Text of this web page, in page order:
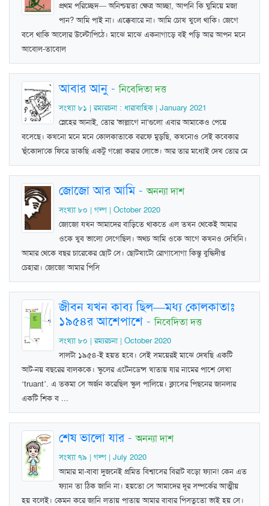
প্রথম পরিচ্ছেদ— অনিশ্চয়তা ক্ষেত্র আচ্ছা, আপনি কি ঘুমিয়ে মজা
পান? আমি পাই না। এক্কেবারে না। আমি চোখ খুলে থাকি। জেগে
বসে থাকি আলোর উল্টোপিঠে। মাঝে মাঝে একনাগাড়ে বই পড়ি আর আপন মনে
আবোল-তাবোল
আবার আনু-নিবেদিতা দত্ত
সংখ্যা ৮১ | রম্যরচনা : ধারাবাহিক | January 2021
স্নেহের আনাই, তোর 'ভাল্লাগে না'গুলো এবার আমাকেও পেয়ে
বসেছে। কখনো মনে মনে কোলকাতাকে বরফে মুড়ছি, কখনোও সেই কবেকার
'হুঁকোদা'কে ফিরে ডাকছি একটু গপ্পো করার লোভে। আর তার মধ্যেই দেখ তোর মে
জোজো আর আমি-অনন্যা দাশ
সংখ্যা ৮০ | গল্প | October 2020
জোজো যখন আমাদের বাড়িতে থাকতে এল তখন থেকেই আমার
ওকে খুব ভালো লেগেছিল। অথচ আমি ওকে আগে কখনও দেখিনি।
আমার থেকে বছর চারেকের ছোট সে। ছোটখাটো রোগাসোগা কিন্তু বুদ্ধিদীপ্ত
চেহারা। জোজো আমার পিসি
জীবন যখন কাব্য ছিল—মধ্য কোলকাতাঃ
১৯৫৪র আশেপাশে -নিবেদিতা দত্ত
সংখ্যা ৮০ | রম্যরচনা | October 2020
সালটা ১৯৫৪-ই হয়ত হবে। সেই সময়েরই মাঝে দেখছি একটি
আট-নয় বছরের বালককে। স্কুলের এটেনডেন্স খাতায় যার নামের পাশে লেখা
‘truant’. এ তকমা সে অর্জন করেছিল স্কুল পালিয়ে। ক্লাসের পিছনের জানলার
একটি শিক ব ...
শেষ ভালো যার-অনন্যা দাশ
সংখ্যা ৭৯ | গল্প | July 2020
আমার মা-বাবা দুজনেই প্রমিত বিশ্বাসের বিরাট বড়ো ফ্যান! কেন এত
ফ্যান তা ঠিক জানি না। হয়তো সে আমাদের দূর সম্পর্কের আত্মীয়
হয় বলেই। কেমন করে জানি লতায় পাতায় আমার বাবার পিসতুতো ভাই হয় সে।